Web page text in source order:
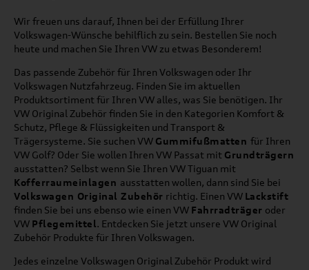
Wir freuen uns darauf, Ihnen bei der Erfüllung Ihrer
Volkswagen-Wünsche behilflich zu sein. Bestellen Sie noch
heute und machen Sie Ihren VW zu etwas Besonderem!
Das passende Zubehör für Ihren Volkswagen oder Ihr
Volkswagen Nutzfahrzeug. Finden Sie im aktuellen
Produktsortiment für Ihren VW alles, was Sie benötigen. Ihr
VW Original Zubehör finden Sie in den Kategorien Komfort &
Schutz, Pflege & Flüssigkeiten und Transport &
Trägersysteme. Sie suchen VW Gummifußmatten für Ihren
VW Golf? Oder Sie wollen Ihren VW Passat mit Grundträgern
ausstatten? Selbst wenn Sie Ihren VW Tiguan mit
Kofferraumeinlagen ausstatten wollen, dann sind Sie bei
Volkswagen Original Zubehör richtig. Einen VW Lackstift
finden Sie bei uns ebenso wie einen VW Fahrradträger oder
VW Pflegemittel. Entdecken Sie jetzt unsere VW Original
Zubehör Produkte für Ihren Volkswagen.
Jedes einzelne Volkswagen Original Zubehör Produkt wird